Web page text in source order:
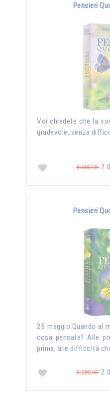
Pensieri
Voi chiedete che la
gradevole, senza
5.00CHF
Pensieri
26 maggio:Quando al
cosa pensate? Alle
prima, alle difficoltà
5.00CHF